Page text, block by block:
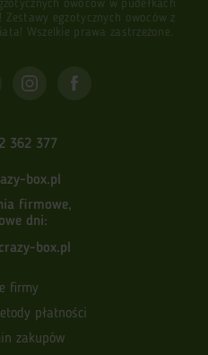
owoców w pudełkach
Zestawy egzotycznych owoców z
Wszelkie prawa zastrzeżone.
362 377
box.pl
firmowe,
dni:
box.pl
firmy
płatności
zakupów